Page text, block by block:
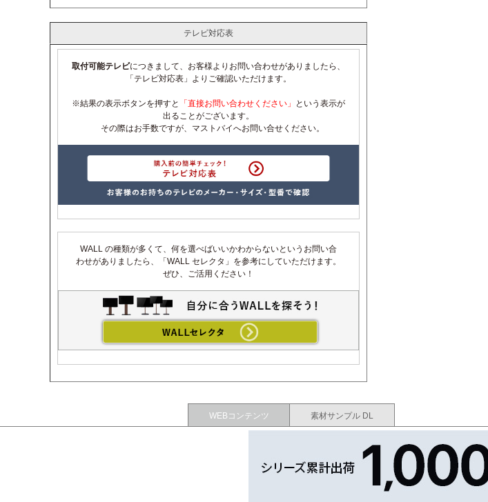
テレビ対応表
取付可能テレビにつきまして、お客様よりお問い合わせがありましたら、
「テレビ対応表」よりご確認いただけます。
※結果の表示ボタンを押すと 「直接お問い合わせください」
という表示が
出ることがございます。
その際はお手数ですが、マストバイへお問い合せください。
WALL の種類が多くて、何を選べばいいかわからないというお問い合
わせがありましたら、「WALL セレクタ」を参考にしていただけます。
ぜひ、ご活用ください！
WEBコンテンツ 素材サンプル DL